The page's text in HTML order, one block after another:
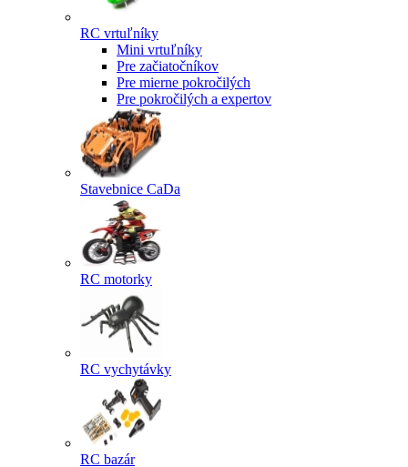
RC vrtuľníky
Mini vrtuľníky
Pre začiatočníkov
Pre mierne pokročilých
Pre pokročilých a expertov
Stavebnice CaDa
RC motorky
RC vychytávky
RC bazár